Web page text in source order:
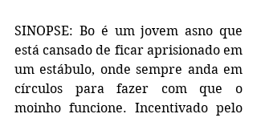
SINOPSE: Bo é um jovem asno que
está cansado de ficar aprisionado em
um estábulo, onde sempre anda em
círculos para fazer com que o
moinho funcione. Incentivado pelo